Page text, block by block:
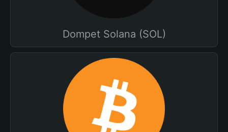
Dompet Solana (SOL)